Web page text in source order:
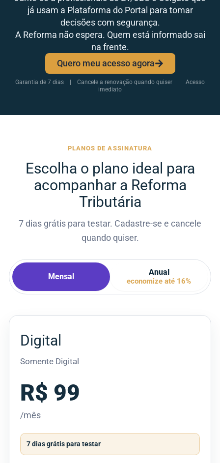
já usam a Plataforma do Portal para tomar
decisões com segurança.
A Reforma não espera. Quem está informado sai
na frente.
Quero meu acesso agora
Garantia de 7 dias | Cancele a renovação quando quiser | Acesso
imediato
PLANOS DE ASSINATURA
Escolha o plano ideal para
acompanhar a Reforma
Tributária
7 dias grátis para testar. Cadastre-se e cancele
quando quiser.
Mensal Anual
economize até 16%
Digital
Somente Digital
R$ 99
/mês
7 dias grátis para testar